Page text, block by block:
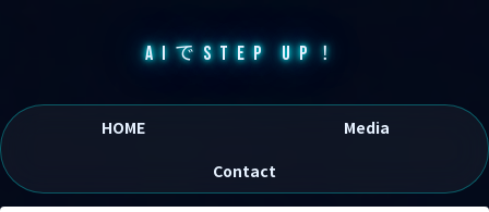
AIでSTEP UP！
HOME
Media
Contact